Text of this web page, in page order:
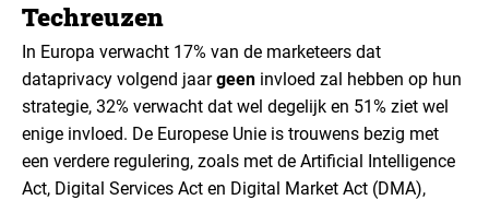
Techreuzen
In Europa verwacht 17% van de marketeers dat
dataprivacy volgend jaargeen invloed zal hebben op hun
strategie, 32% verwacht dat wel degelijk en 51% ziet wel
enige invloed. De Europese Unie is trouwens bezig met
een verdere regulering, zoals met de Artificial Intelligence
Act, Digital Services Act en Digital Market Act (DMA),